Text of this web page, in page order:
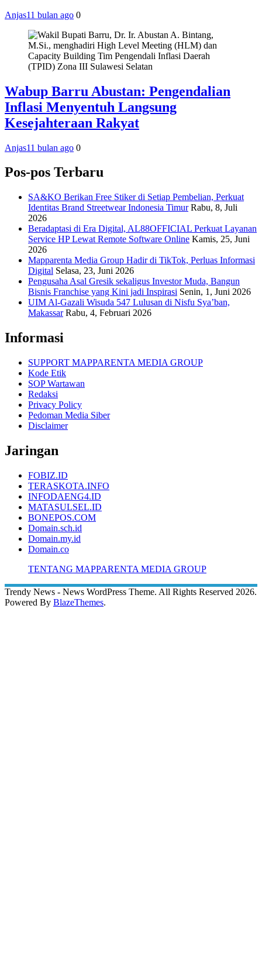
Anjas11 bulan ago 0
Wabup Barru Abustan: Pengendalian
Inflasi Menyentuh Langsung
Kesejahteraan Rakyat
Anjas11 bulan ago 0
Pos-pos Terbaru
SA&KO Berikan Free Stiker di Setiap Pembelian, Perkuat
Identitas Brand Streetwear Indonesia Timur Rabu, 8, Juli
2026
Beradaptasi di Era Digital, AL88OFFICIAL Perkuat Layanan
Service HP Lewat Remote Software Online Kamis, 25, Juni
2026
Mapparenta Media Group Hadir di TikTok, Perluas Informasi
Digital Selasa, 23, Juni 2026
Pengusaha Asal Gresik sekaligus Investor Muda, Bangun
Bisnis Franchise yang Kini jadi Inspirasi Senin, 1, Juni 2026
UIM Al-Gazali Wisuda 547 Lulusan di Nisfu Sya’ban,
Makassar Rabu, 4, Februari 2026
Informasi
SUPPORT MAPPARENTA MEDIA GROUP
Kode Etik
SOP Wartawan
Redaksi
Privacy Policy
Pedoman Media Siber
Disclaimer
Jaringan
FOBIZ.ID
TERASKOTA.INFO
INFODAENG4.ID
MATASULSEL.ID
BONEPOS.COM
Domain.sch.id
Domain.my.id
Domain.co
TENTANG MAPPARENTA MEDIA GROUP
Trendy News - News WordPress Theme. All Rights Reserved 2026.
Powered By BlazeThemes.